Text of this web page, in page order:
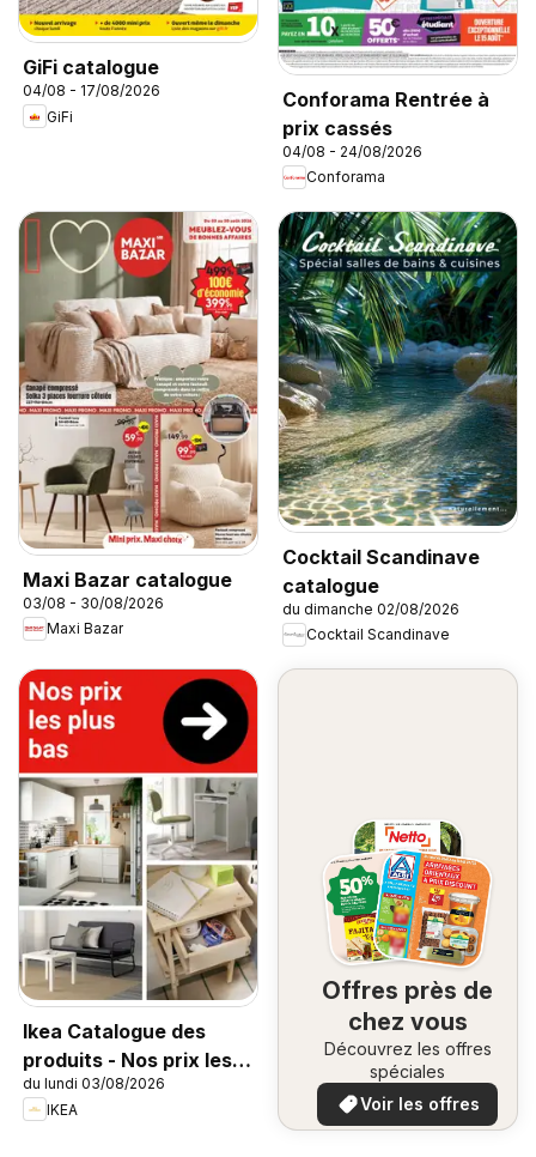
GiFi catalogue
04/08 - 17/08/2026
GiFi
Conforama Rentrée à
prix cassés
04/08 - 24/08/2026
Conforama
Maxi Bazar catalogue
03/08 - 30/08/2026
Maxi Bazar
Cocktail Scandinave
catalogue
du dimanche 02/08/2026
Cocktail Scandinave
Ikea Catalogue des
produits - Nos prix les
plus bas
du lundi 03/08/2026
IKEA
Offres près de
chez vous
Découvrez les offres
spéciales
Voir les offres